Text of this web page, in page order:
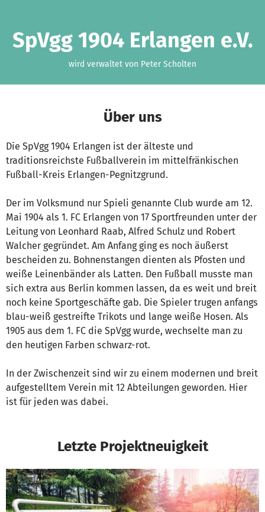
SpVgg 1904 Erlangen e.V.
wird verwaltet von Peter Scholten
Über uns
Die SpVgg 1904 Erlangen ist der älteste und
traditionsreichste Fußballverein im mittelfränkischen
Fußball-Kreis Erlangen-Pegnitzgrund.
Der im Volksmund nur Spieli genannte Club wurde am 12.
Mai 1904 als 1. FC Erlangen von 17 Sportfreunden unter der
Leitung von Leonhard Raab, Alfred Schulz und Robert
Walcher gegründet. Am Anfang ging es noch äußerst
bescheiden zu. Bohnenstangen dienten als Pfosten und
weiße Leinenbänder als Latten. Den Fußball musste man
sich extra aus Berlin kommen lassen, da es weit und breit
noch keine Sportgeschäfte gab. Die Spieler trugen anfangs
blau-weiß gestreifte Trikots und lange weiße Hosen. Als
1905 aus dem 1. FC die SpVgg wurde, wechselte man zu
den heutigen Farben schwarz-rot.
In der Zwischenzeit sind wir zu einem modernen und breit
aufgestelltem Verein mit 12 Abteilungen geworden. Hier
ist für jeden was dabei.
Letzte Projektneuigkeit